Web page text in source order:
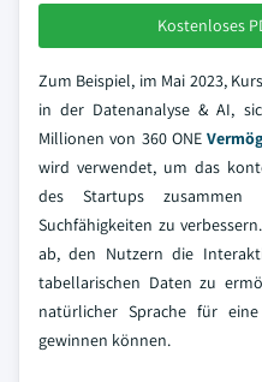
Kostenloses
Zum Beispiel, im Mai 2023,
in der Datenanalyse & AI,
Millionen von 360 ONE
wird verwendet, um das
des Startups zusammen
Suchfähigkeiten zu
ab, den Nutzern die
tabellarischen Daten zu
natürlicher Sprache für
gewinnen können.